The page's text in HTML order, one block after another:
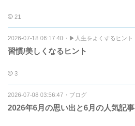
21
2026-07-18 06:17:40 ・ ▶︎人生をよくするヒント
習慣/美しくなるヒント
3
2026-07-08 03:56:47 ・ ブログ
2026年6月の思い出と6月の人気記事